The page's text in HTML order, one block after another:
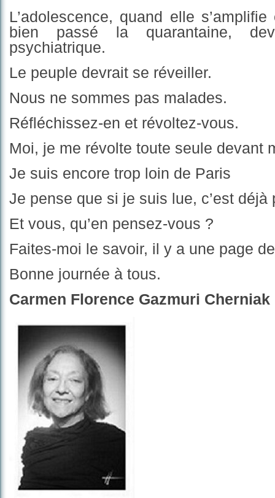
L’adolescence, quand elle
bien passé la quarantaine,
psychiatrique.
Le peuple devrait se réveiller.
Nous ne sommes pas malades.
Réfléchissez-en et révoltez-vous.
Moi, je me révolte toute seule devant
Je suis encore trop loin de Paris
Je pense que si je suis lue, c’est déjà
Et vous, qu’en pensez-vous ?
Faites-moi le savoir, il y a une page
Bonne journée à tous.
Carmen Florence Gazmuri Cherniak